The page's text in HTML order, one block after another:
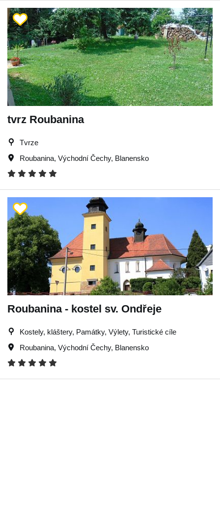
tvrz Roubanina
Tvrze
Roubanina, Východní Čechy, Blanensko
Roubanina - kostel sv. Ondřeje
Kostely, kláštery, Památky, Výlety, Turistické cíle
Roubanina, Východní Čechy, Blanensko